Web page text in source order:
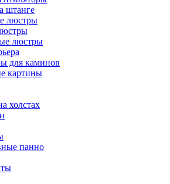
штанге
люстры
люстры
для каминов
картины
холстах
панно